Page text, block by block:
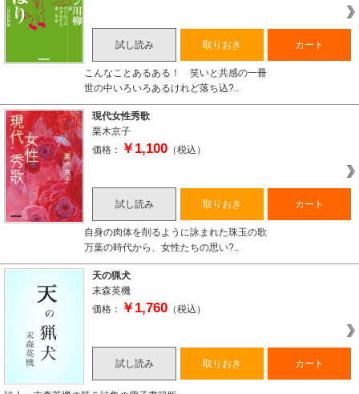
試し読み 取りおき カート
こんなことあるある！ 笑いと共感の一冊
世の中いろいろあるけれど落ち込?..
現代女性秀歌
栗木京子
価格：
￥1,100 （税込）
試し読み 取りおき カート
自身の肉体を削るように詠まれた珠玉の歌
万葉の時代から、女性たちの思い?..
天の猟犬
末森英機
価格：
￥1,760 （税込）
試し読み 取りおき カート